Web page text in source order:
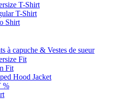
T-Shirt
T-Shirt
Shirt
à capuche & Vestes de sueur
Fit
Fit
Hood Jacket
%